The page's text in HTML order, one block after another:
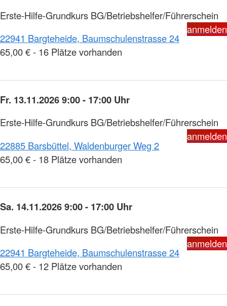
Erste-Hilfe-Grundkurs BG/Betriebshelfer/Führerschein
anmelden
22941 Bargteheide, Baumschulenstrasse 24
65,00 € - 16 Plätze vorhanden
Fr. 13.11.2026 9:00 - 17:00 Uhr
Erste-Hilfe-Grundkurs BG/Betriebshelfer/Führerschein
anmelden
22885 Barsbüttel, Waldenburger Weg 2
65,00 € - 18 Plätze vorhanden
Sa. 14.11.2026 9:00 - 17:00 Uhr
Erste-Hilfe-Grundkurs BG/Betriebshelfer/Führerschein
anmelden
22941 Bargteheide, Baumschulenstrasse 24
65,00 € - 12 Plätze vorhanden